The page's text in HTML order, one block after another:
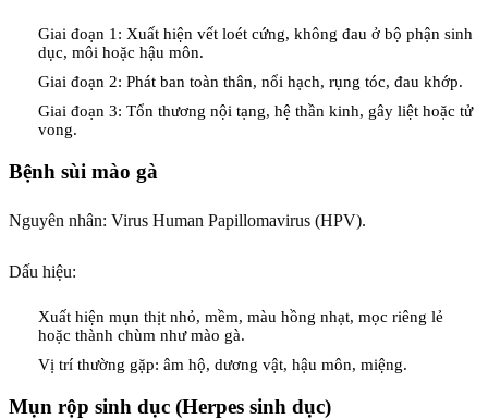
Giai đoạn 1: Xuất hiện vết loét cứng, không đau ở bộ phận sinh
dục, môi hoặc hậu môn.
Giai đoạn 2: Phát ban toàn thân, nổi hạch, rụng tóc, đau khớp.
Giai đoạn 3: Tổn thương nội tạng, hệ thần kinh, gây liệt hoặc tử
vong.
Bệnh sùi mào gà
Nguyên nhân: Virus Human Papillomavirus (HPV).
Dấu hiệu:
Xuất hiện mụn thịt nhỏ, mềm, màu hồng nhạt, mọc riêng lẻ
hoặc thành chùm như mào gà.
Vị trí thường gặp: âm hộ, dương vật, hậu môn, miệng.
Mụn rộp sinh dục (Herpes sinh dục)